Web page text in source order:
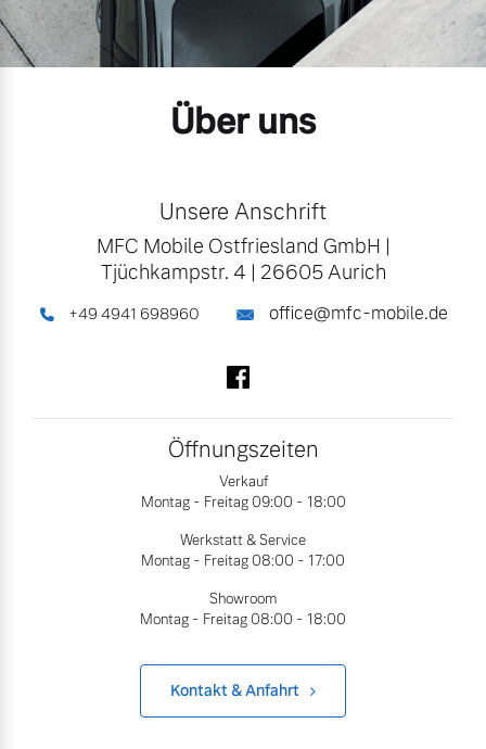
Aktuelle Zubehörangebote
Zubehörkatalog
Aktuelle Serviceangebote
Service by Volvo
Karriere
Unsere News & Events
Über uns
Unsere Anschrift
MFC Mobile Ostfriesland GmbH |
Tjüchkampstr. 4 | 26605 Aurich
+49 4941 698960 office@mfc-mobile.de
Folgen Sie uns auf Facebook
Öffnungszeiten
Verkauf
Montag - Freitag 09:00 - 18:00
Werkstatt & Service
Montag - Freitag 08:00 - 17:00
Showroom
Montag - Freitag 08:00 - 18:00
Kontakt & Anfahrt